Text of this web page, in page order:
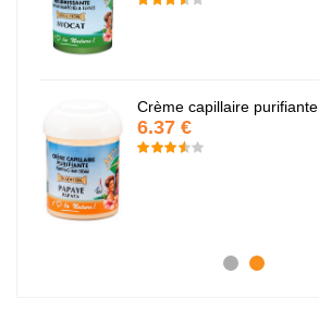
Crème capillaire purifiante
6.37 €